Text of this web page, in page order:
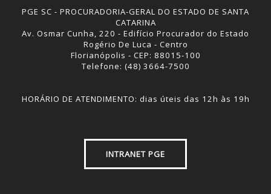
PGE SC - PROCURADORIA-GERAL DO ESTADO DE SANTA
CATARINA
Av. Osmar Cunha, 220 - Edifício Procurador do Estado
Rogério De Luca - Centro
Florianópolis - CEP: 88015-100
Telefone: (48) 3664-7500
HORÁRIO DE ATENDIMENTO: dias úteis das 12h às 19h
INTRANET PGE